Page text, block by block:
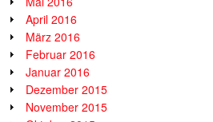
April 2016
März 2016
Februar 2016
Januar 2016
Dezember 2015
November 2015